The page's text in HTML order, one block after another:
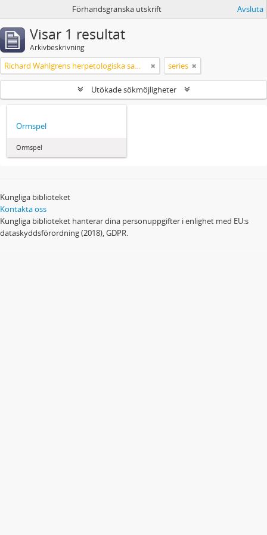
Förhandsgranska utskrift Avsluta
Visar 1 resultat
Arkivbeskrivning
Richard Wahlgrens herpetologiska samling series
Utökade sökmöjligheter
Ormspel
Ormspel
Kungliga biblioteket
Kontakta oss
Kungliga biblioteket hanterar dina personuppgifter i enlighet med EU:s
dataskyddsförordning (2018), GDPR.